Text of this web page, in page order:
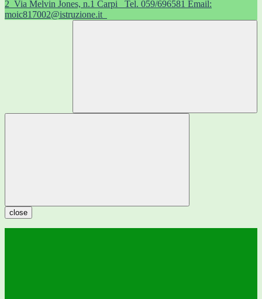
2 Via Melvin Jones, n.1 Carpi
Tel. 059/696581 Email:
moic817002@istruzione.it
close